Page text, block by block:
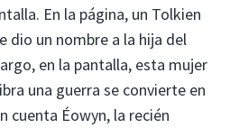
En la página, un Tolkien
dio un nombre a la hija del
en la pantalla, esta mujer
una guerra se convierte en
cuenta Éowyn, la recién